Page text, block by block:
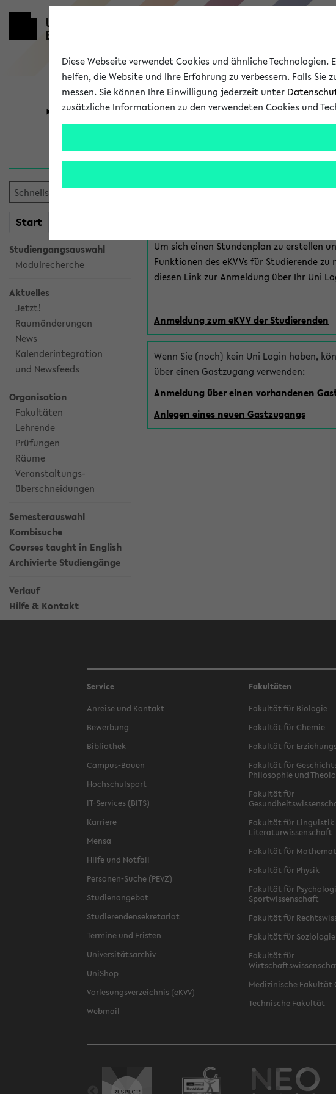
Universität Forschung Studium
Start
Studiengangsauswahl
Modulrecherche
Aktuelles
Jetzt!
Raumänderungen
News
Kalenderintegration
und Newsfeeds
Organisation
Fakultäten
Lehrende
Prüfungen
Räume
Veranstaltungs-
überschneidungen
Semesterauswahl
Kombisuche
Courses taught in English
Archivierte Studiengänge
Verlauf
Hilfe & Kontakt
Anmeldung am
Es gibt mehrere Möglichkeiten zur
Um sich einen Stundenplan zu erstellen
Funktionen des eKVVs für Studierende zu
diesen Link zur Anmeldung über Ihr Uni
Anmeldung zum eKVV der Studierenden
Wenn Sie (noch) kein Uni Login haben,
über einen Gastzugang verwenden:
Anmeldung über einen vorhandenen
Anlegen eines neuen Gastzugangs
Service
Anreise und Kontakt
Bewerbung
Bibliothek
Campus-Bauen
Hochschulsport
IT-Services (BITS)
Karriere
Mensa
Hilfe und Notfall
Personen-Suche (PEVZ)
Studienangebot
Studierendensekretariat
Termine und Fristen
Universitätsarchiv
UniShop
Vorlesungsverzeichnis (eKVV)
Webmail
Fakultäten
Fakultät für Biologie
Fakultät für Chemie
Fakultät für
Fakultät für
Philosophie und
Fakultät für
Fakultät für Linguistik
Literaturwissenschaft
Fakultät für
Fakultät für Physik
Fakultät für
Sportwissenschaft
Fakultät für
Fakultät für Soziologie
Fakultät für
Medizinische Fakultät
Technische Fakultät
Diese Webseite verwendet Cookies und ähnliche
helfen, die Website und Ihre Erfahrung zu verbessern. Falls
messen. Sie können Ihre Einwilligung jederzeit unter
zusätzliche Informationen zu den verwendeten Cookies und